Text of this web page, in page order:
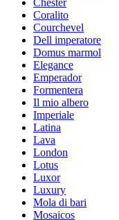
Coralito
Courchevel
Dell imperatore
Domus marmol
Elegance
Emperador
Formentera
Il mio albero
Imperiale
Latina
Lava
London
Lotus
Luxor
Luxury
Mola di bari
Mosaicos